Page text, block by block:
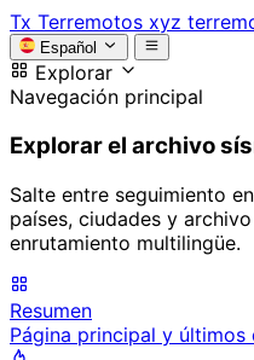
Tx Terremotos xyz
Español
Explorar
Navegación principal
Explorar el archivo
Salte entre seguimiento
países, ciudades y
enrutamiento multilingüe.
Resumen
Página principal y últimos